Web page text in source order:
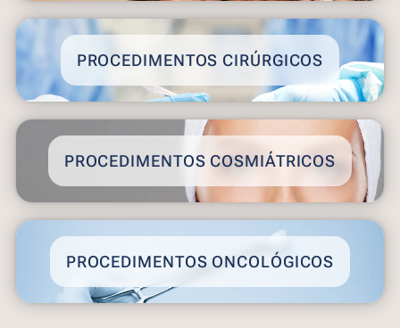
PROCEDIMENTOS CIRÚRGICOS
PROCEDIMENTOS COSMIÁTRICOS
PROCEDIMENTOS ONCOLÓGICOS